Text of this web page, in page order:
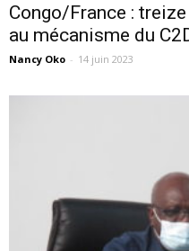
Congo/France :
au mécanisme du
Nancy Oko - 14 juin 2023